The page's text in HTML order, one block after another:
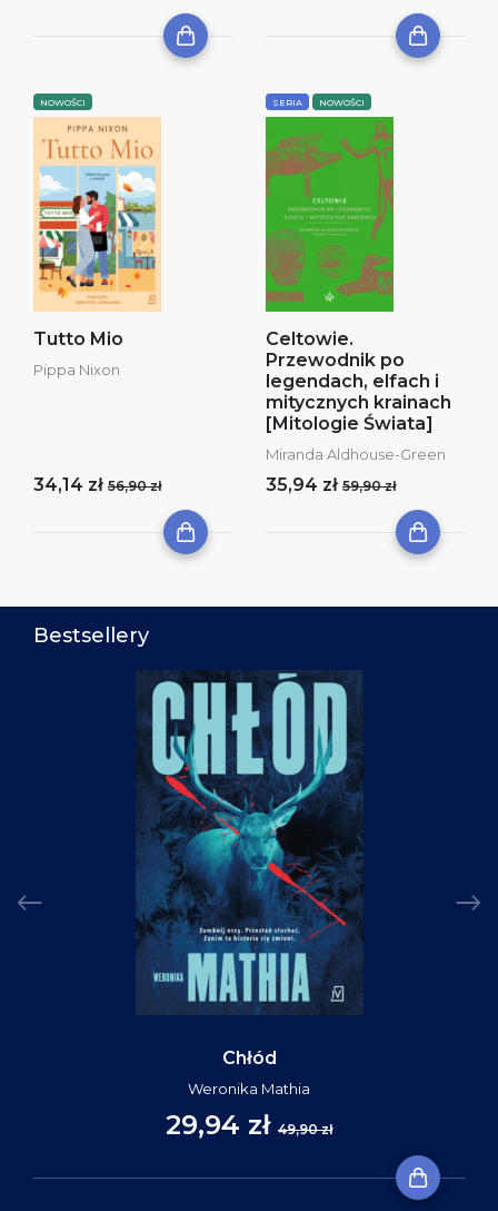
NOWOŚCI
Tutto Mio
Pippa Nixon
34,14 zł 56,90 zł
SERIA NOWOŚCI
Celtowie.
Przewodnik po
legendach, elfach i
mitycznych krainach
[Mitologie Świata]
Miranda Aldhouse-Green
35,94 zł 59,90 zł
Bestsellery
Chłód
Weronika Mathia
29,94 zł 49,90 zł